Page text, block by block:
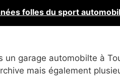
folles du sport
un garage automobilte à
mais également